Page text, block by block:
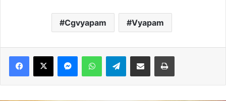
Cgvyapam Vyapam
Telegram